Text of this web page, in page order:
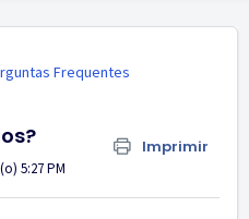
Frequentes
Imprimir
5:27 PM